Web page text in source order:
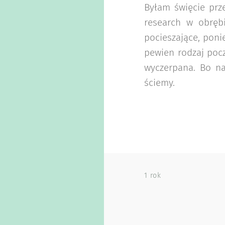
Byłam święcie
research w
pocieszające,
pewien rodzaj
wyczerpana. Bo
ściemy.
1 rok